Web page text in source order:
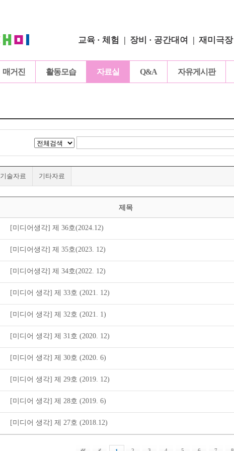
교육 · 체험 장비 · 공간대여 재미극장
매거진 활동모습 자료실 Q&A 자유게시판
기술자료 기타자료
제목
[미디어생각] 제 36호(2024.12)
[미디어생각] 제 35호(2023. 12)
[미디어생각] 제 34호(2022. 12)
[미디어 생각] 제 33호 (2021. 12)
[미디어 생각] 제 32호 (2021. 1)
[미디어 생각] 제 31호 (2020. 12)
[미디어 생각] 제 30호 (2020. 6)
[미디어 생각] 제 29호 (2019. 12)
[미디어 생각] 제 28호 (2019. 6)
[미디어 생각] 제 27호 (2018.12)